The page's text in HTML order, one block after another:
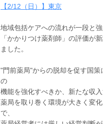
【2/12（日）】東京
地域包括ケアへの流れが一段と
「かかりつけ薬剤師」の評価が
ました。
"門前薬局"からの脱却を促す国
の
機能を強化すべきか、新たな収
薬局を取り巻く環境が大きく変
で、